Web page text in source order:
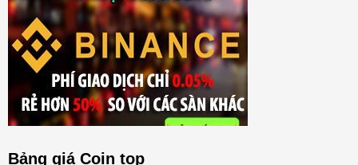
Bảng giá Coin top